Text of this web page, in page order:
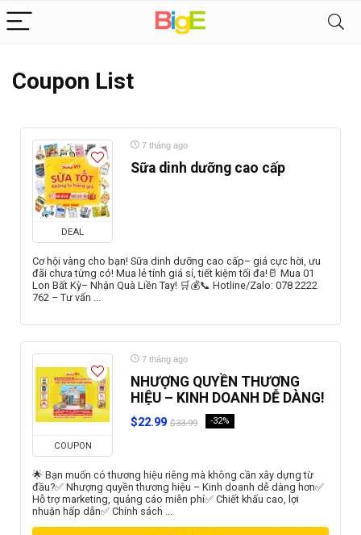
Coupon List
DEAL
7 tháng ago
Sữa dinh dưỡng cao cấp
Cơ hội vàng cho bạn! Sữa dinh dưỡng cao cấp– giá cực hời, ưu
đãi chưa từng có! Mua lẻ tính giá sỉ, tiết kiệm tối đa!🥛 Mua 01
Lon Bất Kỳ– Nhận Quà Liền Tay! 🛒💰📞 Hotline/Zalo: 078 2222
762 – Tư vấn ...
COUPON
7 tháng ago
NHƯỢNG QUYỀN THƯƠNG
HIỆU – KINH DOANH DỄ DÀNG!
$22.99 $33.99 -32%
🌟 Bạn muốn có thương hiệu riêng mà không cần xây dựng từ
đầu?✅ Nhượng quyền thương hiệu – Kinh doanh dễ dàng hơn✅
Hỗ trợ marketing, quảng cáo miễn phí✅ Chiết khấu cao, lợi
nhuận hấp dẫn✅ Chính sách ...